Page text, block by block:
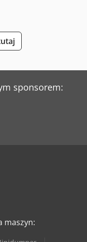
sponsorem:
maszyn: